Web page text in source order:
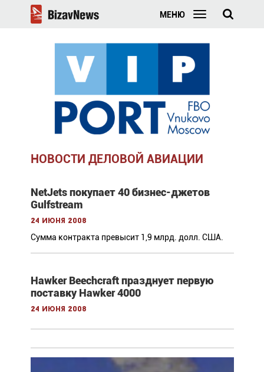
МЕНЮ
НОВОСТИ ДЕЛОВОЙ АВИАЦИИ
NetJets покупает 40 бизнес-джетов
Gulfstream
24 июня 2008
Сумма контракта превысит 1,9 млрд. долл. США.
Hawker Beechcraft празднует первую
поставку Hawker 4000
24 июня 2008